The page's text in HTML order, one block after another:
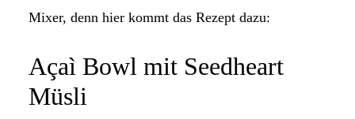
Mixer, denn hier kommt das Rezept dazu:
Açaì Bowl mit Seedheart
Müsli